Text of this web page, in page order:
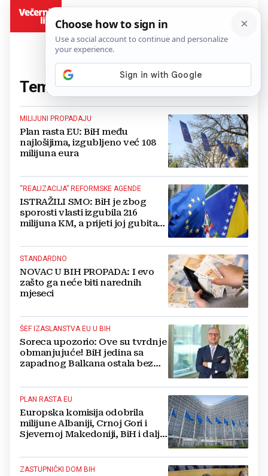
Tema:plan rasta(78 članaka)
MILIJUNI PROPADAJU
Plan rasta EU: BiH među
najlošijima, izgubljeno već 108
milijuna eura
“REALIZACIJA” REFORMSKE AGENDE
ISTRAŽILI SMO: BiH je zbog
sporosti vlasti izgubila 216
milijuna KM, a prijeti joj gubitak
STANDARDNO
NOVAC U BIH PROPADA: I evo
zašto ga neće biti narednih
mjeseci
ŠEF IZASLANSTVA EU U BIH
Soreca upozorio: Ove su tvrdnje
obmanjujuće! BiH jedina sa
zapadnog Balkana ostala bez
PLAN RASTA EU
Europska komisija odobrila
milijune Albaniji, Crnoj Gori i
Sjevernoj Makedoniji, BiH i dalje
ZASTUPNIČKI DOM BIH